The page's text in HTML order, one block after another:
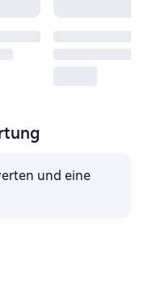
und eine